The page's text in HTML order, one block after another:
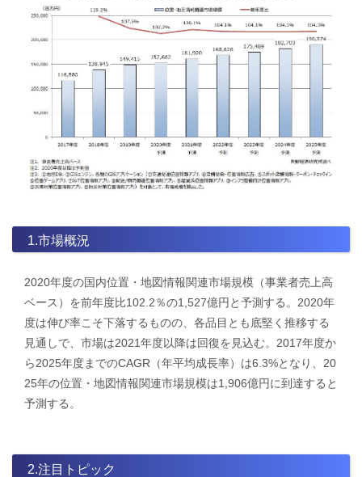
1.市場概況
2020年度の国内位置・地図情報関連市場規模（事業者売上高
ベース）を前年度比102.2％の1,527億円と予測する。2020年
度は伸び率こそ下落するものの、各品目とも底堅く推移する
見通しで、市場は2021年度以降は回復を見込む。2017年度か
ら2025年度までのCAGR（年平均成長率）は6.3%となり、20
25年の位置・地図情報関連市場規模は1,906億円に到達すると
予測する。
2.注目トピック